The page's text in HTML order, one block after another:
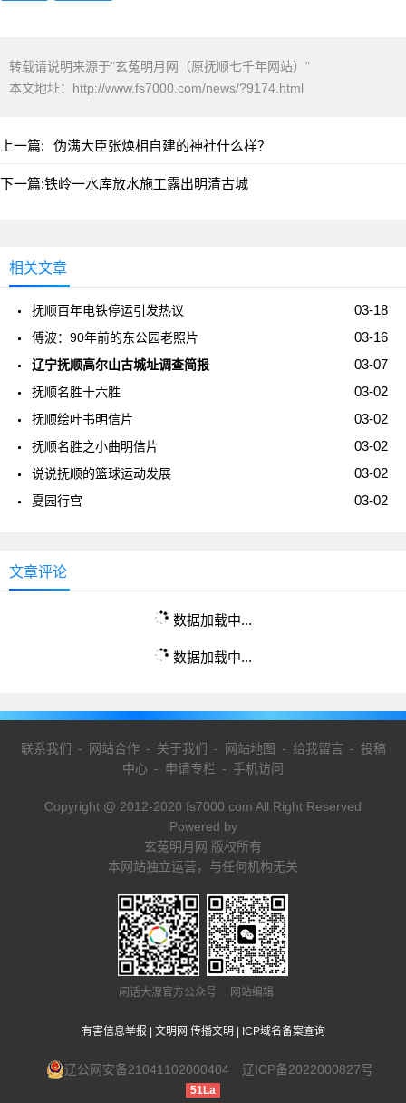
转载请说明来源于"玄菟明月网（原抚顺七千年网站）"
本文地址： http://www.fs7000.com/news/?9174.html
上一篇: 伪满大臣张焕相自建的神社什么样？
下一篇:铁岭一水库放水施工露出明清古城
相关文章
03-18
抚顺百年电铁停运引发热议
03-16
傅波：90年前的东公园老照片
03-07
辽宁抚顺高尔山古城址调查简报
03-02
抚顺名胜十六胜
03-02
抚顺绘叶书明信片
03-02
抚顺名胜之小曲明信片
03-02
说说抚顺的篮球运动发展
03-02
夏园行宫
文章评论
数据加载中...
数据加载中...
联系我们 - 网站合作- 关于我们 - 网站地图 - 给我留言 - 投稿
中心 - 申请专栏 - 手机访问
Copyright @ 2012-2020 fs7000.com All Right Reserved
Powered by
玄菟明月网 版权所有
本网站独立运营，与任何机构无关
闲话大潦官方公众号 网站编辑
有害信息举报 文明网 传播文明 ICP域名备案查询
辽公网安备21041102000404 辽ICP备2022000827号
51La